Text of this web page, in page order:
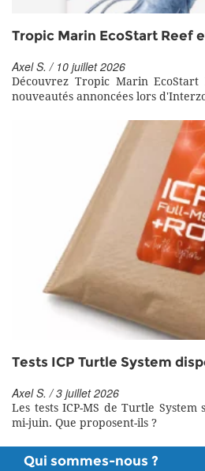
Tropic Marin EcoStart Reef
Axel S. / 10 juillet 2026
Découvrez Tropic Marin
nouveautés annoncées lors
Tests ICP Turtle System
Axel S. / 3 juillet 2026
Les tests ICP-MS de Turtle
mi-juin. Que proposent-ils ?
Qui sommes-nous ?